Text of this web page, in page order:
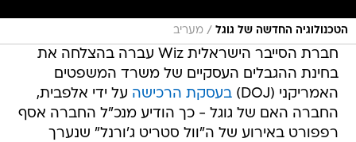
הטכנולוגיה החדשה של גוגל / מעריב
חברת הסייבר הישראלית Wiz עברה בהצלחה את
בחינת ההגבלים העסקיים של משרד המשפטים
האמריקני (DOJ)
בעסקת הרכישה על ידי אלפבית,
החברה האם של גוגל - כך הודיע מנכ"ל החברה אסף
רפפורט באירוע של ה"וול סטריט ג'ורנל" שנערך